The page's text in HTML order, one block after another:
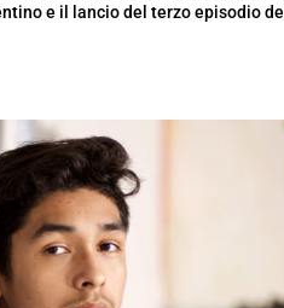
e il lancio del terzo episodio